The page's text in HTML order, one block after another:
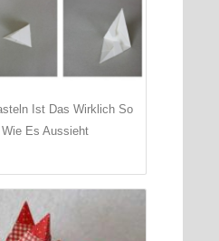
Ist Das Wirklich So
Es Aussieht